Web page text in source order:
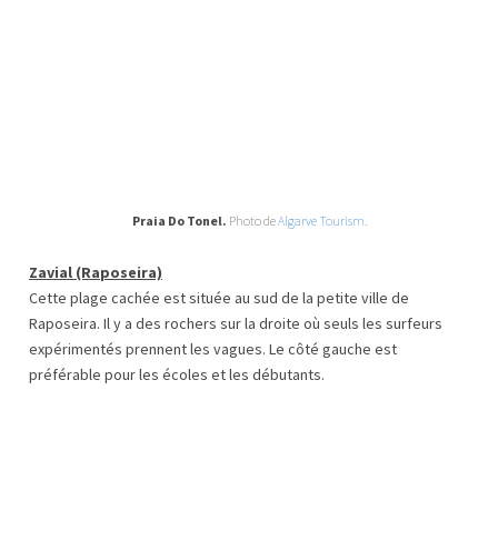
Praia Do Tonel. Photo deAlgarve Tourism.
Zavial (Raposeira)
Cette plage cachée est située au sud de la petite ville de
Raposeira. Il y a des rochers sur la droite où seuls les surfeurs
expérimentés prennent les vagues. Le côté gauche est
préférable pour les écoles et les débutants.